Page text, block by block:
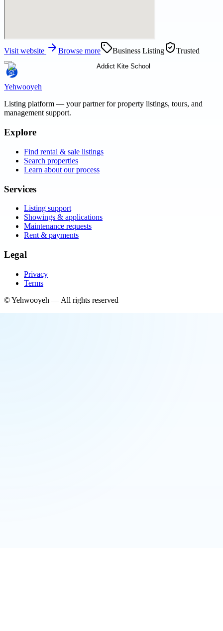
Visit website Browse more Business Listing Trusted
Yehwooyeh
Listing platform — your partner for property listings, tours, and
management support.
Explore
Find rental & sale listings
Search properties
Learn about our process
Services
Listing support
Showings & applications
Maintenance requests
Rent & payments
Legal
Privacy
Terms
©Yehwooyeh — All rights reserved